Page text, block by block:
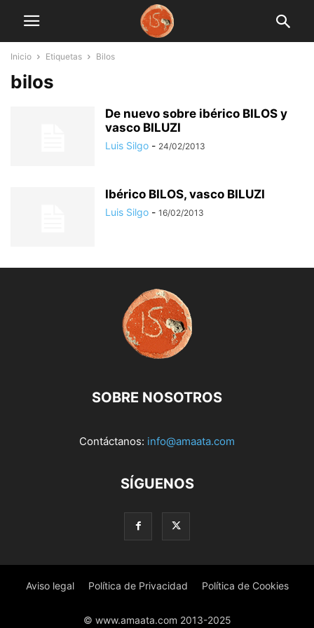
Inicio Etiquetas Bilos
bilos
De nuevo sobre ibérico BILOS y
vasco BILUZI
Luis Silgo - 24/02/2013
Ibérico BILOS, vasco BILUZI
Luis Silgo - 16/02/2013
SOBRE NOSOTROS
Contáctanos: info@amaata.com
SÍGUENOS
Aviso legal Política de Privacidad Política de Cookies
© www.amaata.com 2013-2025